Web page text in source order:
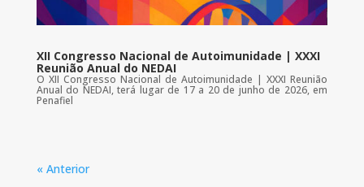
XII Congresso Nacional de Autoimunidade | XXXI
Reunião Anual do NEDAI
O XII Congresso Nacional de Autoimunidade | XXXI Reunião
Anual do NEDAI, terá lugar de 17 a 20 de junho de 2026, em
Penafiel
« Anterior